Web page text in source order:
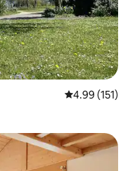
Calificación
4.99 (151)